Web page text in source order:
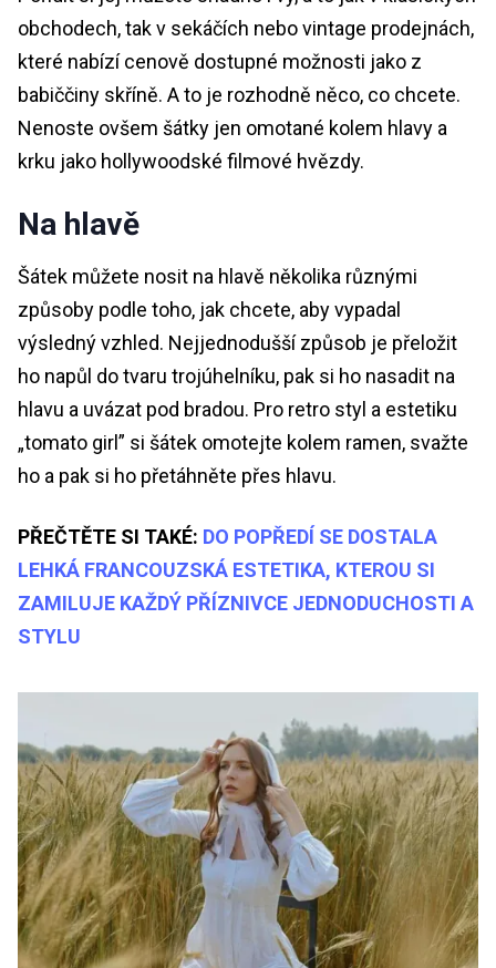
obchodech, tak v sekáčích nebo vintage prodejnách,
které nabízí cenově dostupné možnosti jako z
babiččiny skříně. A to je rozhodně něco, co chcete.
Nenoste ovšem šátky jen omotané kolem hlavy a
krku jako hollywoodské filmové hvězdy.
Na hlavě
Šátek můžete nosit na hlavě několika různými
způsoby podle toho, jak chcete, aby vypadal
výsledný vzhled. Nejjednodušší způsob je přeložit
ho napůl do tvaru trojúhelníku, pak si ho nasadit na
hlavu a uvázat pod bradou. Pro retro styl a estetiku
„tomato girl” si šátek omotejte kolem ramen, svažte
ho a pak si ho přetáhněte přes hlavu.
PŘEČTĚTE SI TAKÉ: DO POPŘEDÍ SE DOSTALA
LEHKÁ FRANCOUZSKÁ ESTETIKA, KTEROU SI
ZAMILUJE KAŽDÝ PŘÍZNIVCE JEDNODUCHOSTI A
STYLU